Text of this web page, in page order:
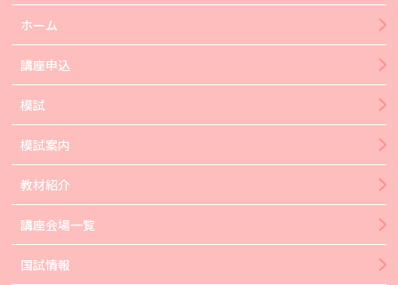
ホーム
講座申込
模試
模試案内
教材紹介
講座会場一覧
国試情報